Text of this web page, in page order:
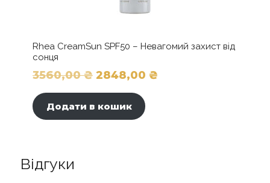
Rhea CreamSun SPF50 – Невагомий захист від
сонця
3560,00₴ Оригінальна
ціна:
3560,00 ₴.
2848,00 ₴
Додати в кошик
Відгуки